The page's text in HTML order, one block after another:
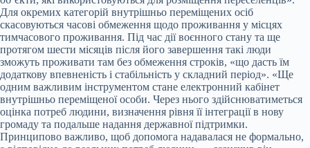
Для окремих категорій внутрішньо переміщених осіб
скасовуються часові обмеження щодо проживання у місцях
тимчасового проживання. Під час дії воєнного стану та ще
протягом шести місяців після його завершення такі люди
зможуть проживати там без обмеження строків, «що дасть їм
додаткову впевненість і стабільність у складний період». «Ще
одним важливим інструментом стане електронний кабінет
внутрішньо переміщеної особи. Через нього здійснюватиметься
оцінка потреб людини, визначення рівня її інтеграції в нову
громаду та подальше надання державної підтримки.
Принципово важливо, щоб допомога надавалася не формально,